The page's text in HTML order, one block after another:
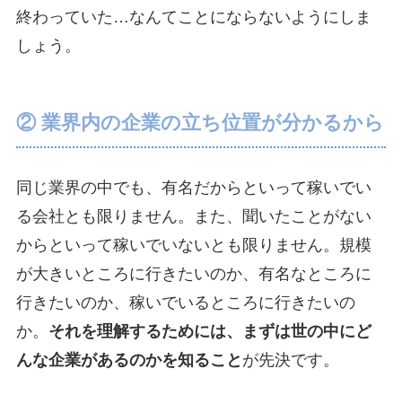
終わっていた…なんてことにならないようにしま
しょう。
② 業界内の企業の立ち位置が分かるから
同じ業界の中でも、有名だからといって稼いでい
る会社とも限りません。また、聞いたことがない
からといって稼いでいないとも限りません。規模
が大きいところに行きたいのか、有名なところに
行きたいのか、稼いでいるところに行きたいの
か。 それを理解するためには、まずは世の中にど
んな企業があるのかを知ること が先決です。